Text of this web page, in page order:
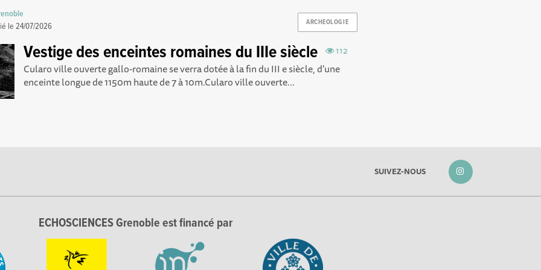
ARCHEOLOGIE
le24/07/2026
112
Vestige des enceintes romaines du IIIe siècle
Cularo ville ouverte gallo-romaine se verra dotée à la fin du III e siècle, d'une
enceinte longue de 1150m haute de 7 à 10m.Cularo ville ouverte...
SUIVEZ-NOUS
ECHOSCIENCES Grenoble est financé par